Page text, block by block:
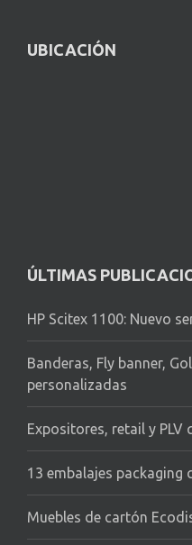
UBICACIÓN
ÚLTIMAS
HP Scitex 1100: Nuevo
Banderas, Fly banner,
personalizadas
Expositores, retail y PLV
13 embalajes packaging
Muebles de cartón